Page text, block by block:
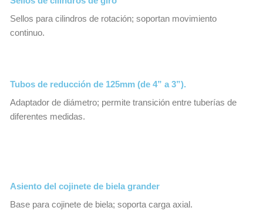
Sellos para cilindros de rotación; soportan movimiento
continuo.
Tubos de reducción de 125mm (de 4” a 3”).
Adaptador de diámetro; permite transición entre tuberías de
diferentes medidas.
Asiento del cojinete de biela grander
Base para cojinete de biela; soporta carga axial.